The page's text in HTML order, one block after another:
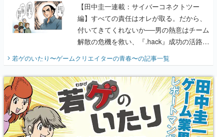
【田中圭一連載：サイバーコネクトツー
編】すべての責任はオレが取る。だから、
付いてきてくれないか──男の熱意はチーム
解散の危機を救い、『.hack』成功の活路を
開く。業界の快男児・松山 洋に流れる血は
『少年ジャンプ』色だった【若ゲのいた
り】
若ゲのいたり〜ゲームクリエイターの青春〜の記事一覧